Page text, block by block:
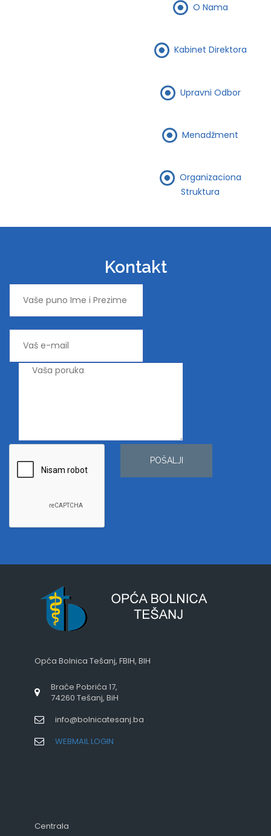
O Nama
Kabinet Direktora
Upravni Odbor
Menadžment
Organizaciona
Struktura
Kontakt
POŠALJI
Opća Bolnica Tešanj, FBIH, BIH
Braće Pobrića 17,
74260 Tešanj, BiH
info@bolnicatesanj.ba
WEBMAIL LOGIN
Centrala